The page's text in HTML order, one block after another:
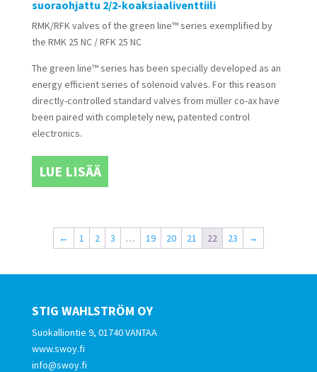
suoraohjattu 2/2-koaksiaaliventtiili
RMK/RFK valves of the green line™series exemplified by
the RMK 25 NC / RFK 25 NC
The green line™series has been specially developed as an
energy efficient series of solenoid valves. For this reason
directly-controlled standard valves from müller co-ax have
been paired with completely new, patented control
electronics.
LUE LISÄÄ
← 1 2 3 … 19 20 21 22 23 →
STIG WAHLSTRÖM OY
Suokalliontie 9, 01740 VANTAA
www.swoy.fi
info@swoy.fi